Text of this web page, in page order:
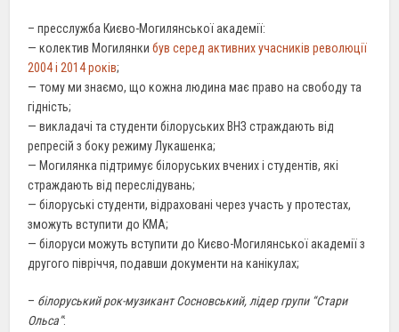
– пресслужба Києво-Могилянської академії:
— колектив Могилянкибув серед активних учасників революції
2004 і 2014 років;
— тому ми знаємо, що кожна людина має право на свободу та
гідність;
— викладачі та студенти білоруських ВНЗ страждають від
репресій з боку режиму Лукашенка;
— Могилянка підтримує білоруських вчених і студентів, які
страждають від переслідувань;
— білоруські студенти, відраховані через участь у протестах,
зможуть вступити до КМА;
— білоруси можуть вступити до Києво-Могилянської академії з
другого півріччя, подавши документи на канікулах;
– білоруський рок-музикант Сосновський, лідер групи “Стари
Ольса”: